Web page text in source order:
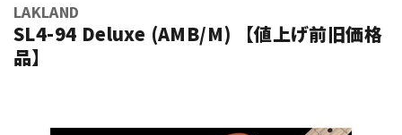
LAKLAND
SL4-94 Deluxe (AMB/M) 【値上げ前旧価格
品】